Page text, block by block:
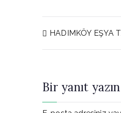
Yazı
HADIMKÖY EŞYA
Bir yanıt yazın